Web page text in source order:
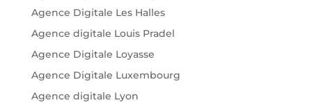
Agence Digitale Les Halles
Agence digitale Louis Pradel
Agence Digitale Loyasse
Agence Digitale Luxembourg
Agence digitale Lyon